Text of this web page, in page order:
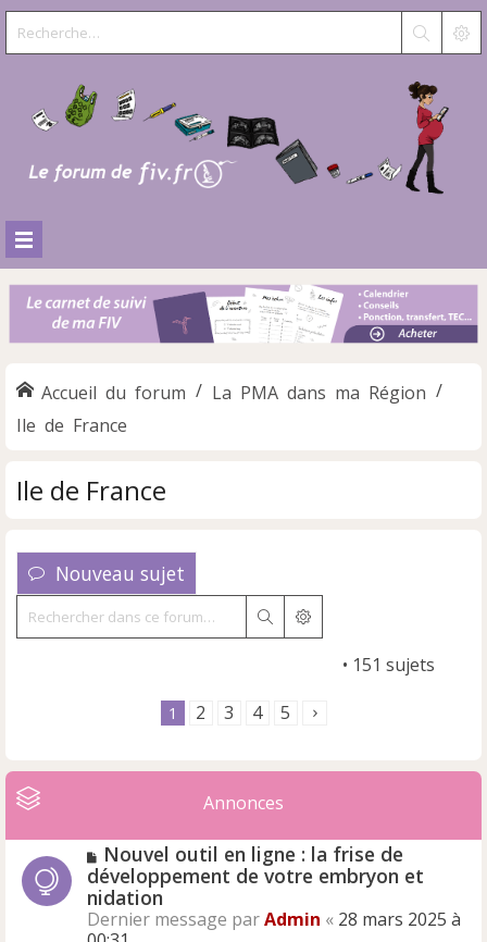
Accueil du forum
La PMA dans ma Région
Ile de France
Ile de France
Nouveau sujet
RechercherRecherche avancée
• 151 sujets
1 2 3 4 5
Annonces
Nouvel outil en ligne : la frise de
développement de votre embryon et
nidation
Dernier message parAdmin « 28 mars 2025 à